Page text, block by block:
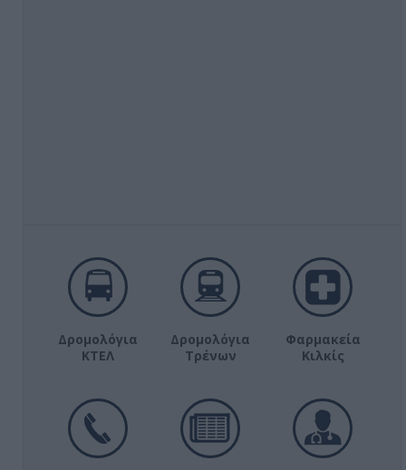
Δρομολόγια
ΚΤΕΛ
Δρομολόγια
Τρένων
Φαρμακεία
Κιλκίς